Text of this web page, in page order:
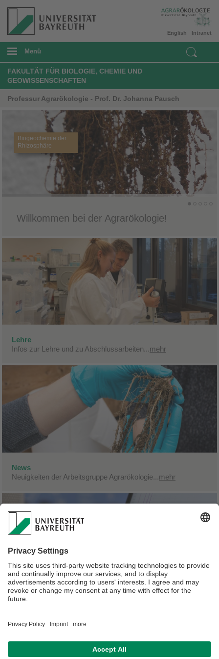
Intranet
English
Menü
FAKULTÄT FÜR BIOLOGIE, CHEMIE UND
GEOWISSENSCHAFTEN
Professur Agrarökologie - Prof. Dr. Johanna Pausch
Biogeochemie der
Rhizosphäre
Willkommen bei der Agrarökologie!
Lehre
Infos zur Lehre und zu Abschlussarbeiten...mehr
News
Neuigkeiten der Arbeitsgruppe Agrarökologie...mehr
Publikationen